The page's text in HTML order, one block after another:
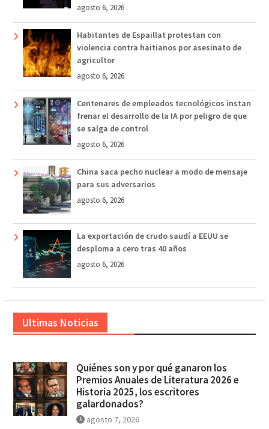
agosto 6, 2026
Habitantes de Espaillat protestan con
violencia contra haitianos por asesinato de
agricultor
agosto 6, 2026
Centenares de empleados tecnológicos instan
frenar el desarrollo de la IA por peligro de que
se salga de control
agosto 6, 2026
China saca pecho nuclear a modo de mensaje
para sus adversarios
agosto 6, 2026
La exportación de crudo saudí a EEUU se
desploma a cero tras 40 años
agosto 6, 2026
Ultimas Noticias
Quiénes son y por qué ganaron los
Premios Anuales de Literatura 2026 e
Historia 2025, los escritores
galardonados?
agosto 7, 2026